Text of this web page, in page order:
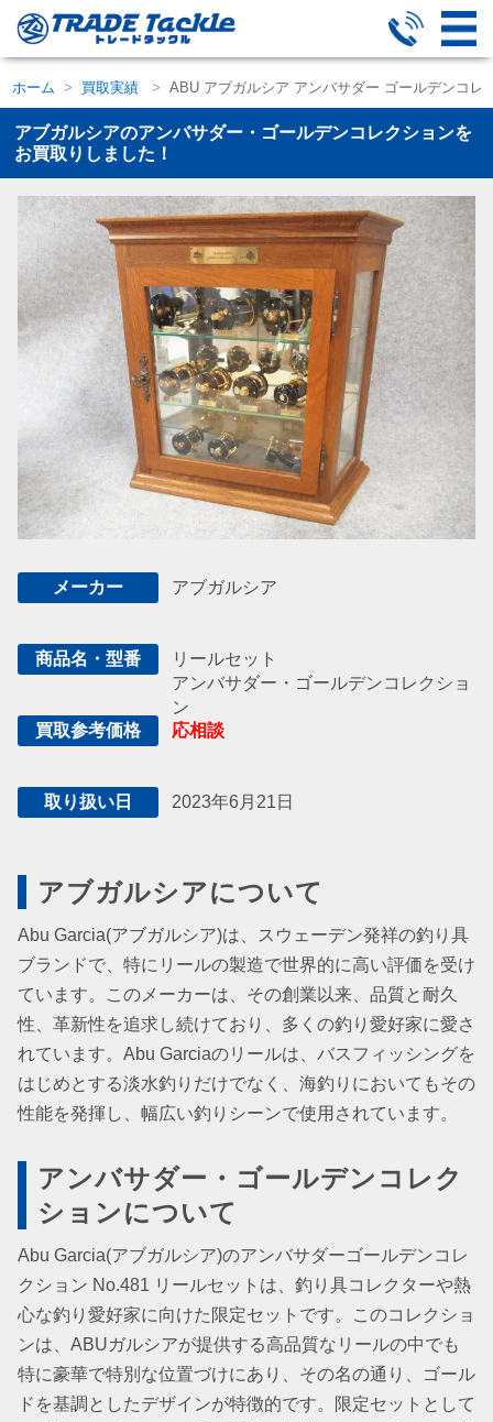
ホーム 買取実績 ABU アブガルシア アンバサダー ゴールデンコ
アブガルシアのアンバサダー・ゴールデンコレクションを
お買取りしました！
メーカー アブガルシア
商品名・型番
リールセット
アンバサダー・ゴールデンコレクショ
ン
買取参考価格
応相談
取り扱い日 2023年6月21日
アブガルシアについて
Abu Garcia(アブガルシア)は、スウェーデン発祥の釣り具
ブランドで、特にリールの製造で世界的に高い評価を受け
ています。このメーカーは、その創業以来、品質と耐久
性、革新性を追求し続けており、多くの釣り愛好家に愛さ
れています。Abu Garciaのリールは、バスフィッシングを
はじめとする淡水釣りだけでなく、海釣りにおいてもその
性能を発揮し、幅広い釣りシーンで使用されています。
アンバサダー・ゴールデンコレク
ションについて
Abu Garcia(アブガルシア)のアンバサダーゴールデンコレ
クション No.481 リールセットは、釣り具コレクターや熱
心な釣り愛好家に向けた限定セットです。このコレクショ
ンは、ABUガルシアが提供する高品質なリールの中でも
特に豪華で特別な位置づけにあり、その名の通り、ゴール
ドを基調としたデザインが特徴的です。限定セットとして